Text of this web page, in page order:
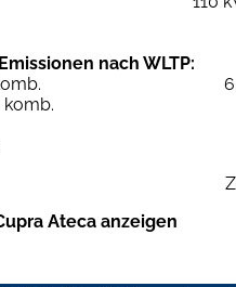
nach WLTP:
komb.
Ateca anzeigen